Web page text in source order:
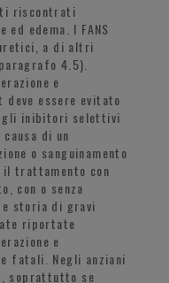
riscontrati
edema. I FANS
a di altri
4.5).
e
deve essere evitato
gli inibitori selettivi
di un
o sanguinamento
il trattamento con
con o senza
storia di gravi
riportate
e
fatali. Negli anziani
soprattutto se